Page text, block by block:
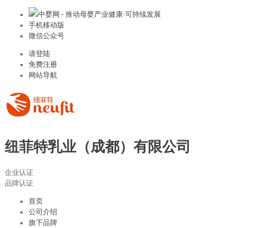
中婴网 - 推动母婴产业健康·可持续发展
手机移动版
微信公众号
请登陆
免费注册
网站导航
纽菲特乳业（成都）有限公司
企业认证
品牌认证
首页
公司介绍
旗下品牌